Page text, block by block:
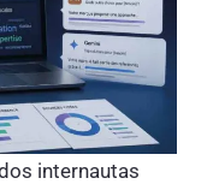
internautas